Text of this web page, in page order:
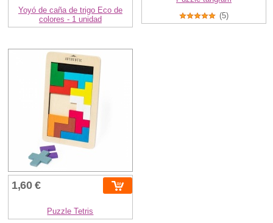
Yoyó de caña de trigo Eco de
colores - 1 unidad
(5)
1,60 €
Puzzle Tetris